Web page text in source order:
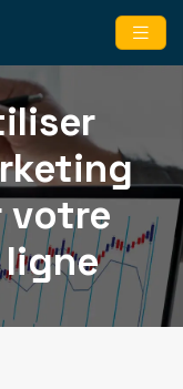
votre
ligne